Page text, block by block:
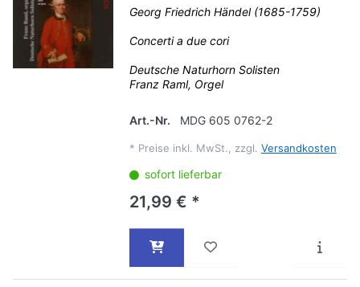
Georg Friedrich Händel (1685-1759)
Concerti a due cori
Deutsche Naturhorn Solisten
Franz Raml, Orgel
Art.-Nr. MDG 605 0762-2
* Preise inkl. MwSt., zzgl. Versandkosten
sofort lieferbar
21,99 € *